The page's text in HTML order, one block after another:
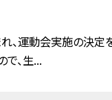
、運動会実施の決定
、生...